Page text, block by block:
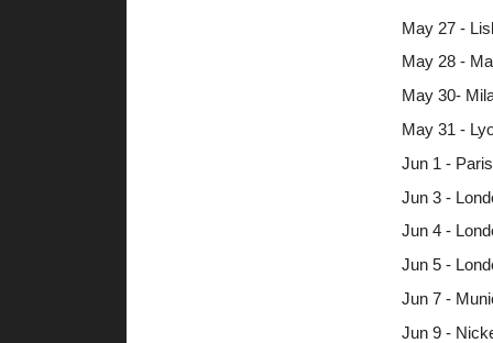
May 27 -
May 28 -
May 30-
May 31 -
Jun 1 -
Jun 3 -
Jun 4 -
Jun 5 -
Jun 7 -
Jun 9 -